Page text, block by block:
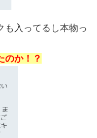
も入ってるし本物っ
のか！？